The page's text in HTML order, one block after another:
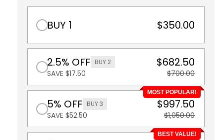
BUY 1 $350.00
2.5% OFF BUY 2
SAVE $17.50
$682.50
$700.00
MOST POPULAR!
5% OFF BUY 3
SAVE $52.50
$997.50
$1,050.00
BEST VALUE!